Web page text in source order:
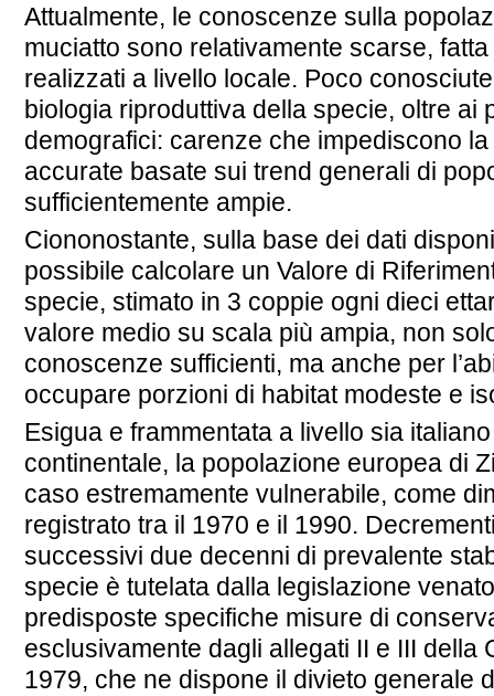
Attualmente, le conoscenze sulla
muciatto sono relativamente scarse,
realizzati a livello locale. Poco
biologia riproduttiva della specie, oltre ai
demografici: carenze che impediscono
accurate basate sui trend generali di
sufficientemente ampie.
Ciononostante, sulla base dei dati
possibile calcolare un Valore di
specie, stimato in 3 coppie ogni dieci
valore medio su scala più ampia, non
conoscenze sufficienti, ma anche per
occupare porzioni di habitat modeste e
Esigua e frammentata a livello sia
continentale, la popolazione europea di
caso estremamente vulnerabile, come
registrato tra il 1970 e il 1990.
successivi due decenni di prevalente
specie è tutelata dalla legislazione
predisposte specifiche misure di
esclusivamente dagli allegati II e III della
1979, che ne dispone il divieto generale